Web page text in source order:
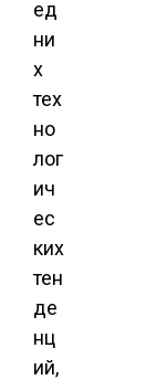
ед
ни
х
тех
но
лог
ич
ес
ких
тен
де
нц
ий,